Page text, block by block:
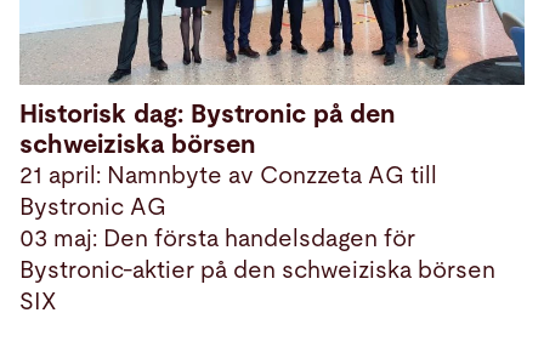
Historisk dag: Bystronic på den
schweiziska börsen
21 april: Namnbyte av Conzzeta AG till
Bystronic AG
03 maj: Den första handelsdagen för
Bystronic-aktier på den schweiziska börsen
SIX